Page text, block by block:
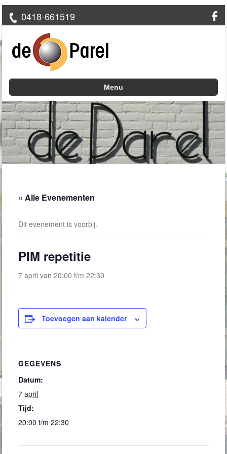
0418-661519
Menu
Skip to content
« Alle Evenementen
Dit evenement is voorbij.
PIM repetitie
7 april van 20:00 t/m 22:30
Toevoegen aan kalender
GEGEVENS
Datum:
7 april
Tijd:
20:00 t/m 22:30